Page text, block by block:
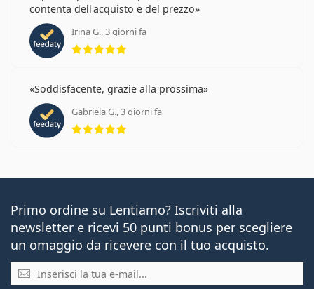
contenta dell'acquisto e del prezzo
Irina G., 3 giorni fa
Soddisfacente, grazie alla prossima
Gabriela G., 3 giorni fa
valutazione 5 di 5
Primo ordine su Lentiamo? Iscriviti alla
newsletter e ricevi 50 punti bonus per scegliere
un omaggio da ricevere con il tuo acquisto.
E-mail